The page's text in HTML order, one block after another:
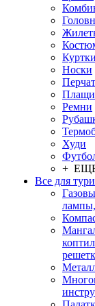
Куртки
Носки
Плащи
Ремни
Худи
+
Все для